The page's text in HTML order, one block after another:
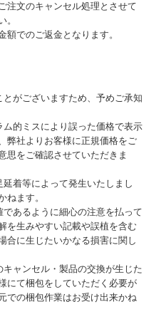
注文のキャンセル処理とさせて
。
額でのご返金となります。
がございますため、予めご承知
的ミスにより誤った価格で表示
弊社よりお客様に正規価格をご
思をご確認させていただきま
着等によって発生いたしまし
ねます。
あるように細心の注意を払って
を生みやすい記載や誤植を含む
合に生じたいかなる損害に関し
ャンセル・製品の交換が生じた
にて梱包をしていただく必要が
での梱包作業はお受け出来かね